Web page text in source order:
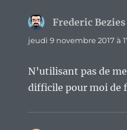
Frederic Bezies
jeudi 9 novembre 2017 à
N’utilisant pas de
difficile pour moi de